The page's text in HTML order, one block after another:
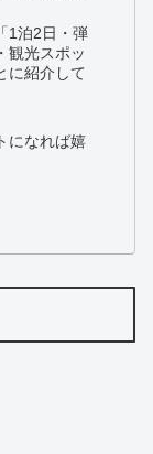
1泊2日・弾
観光スポッ
に紹介して
になれば嬉